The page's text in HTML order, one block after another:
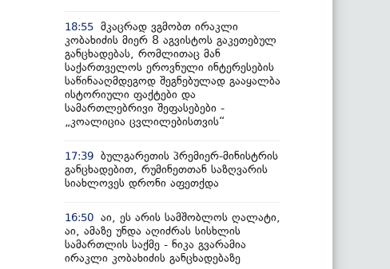
18:55 მკაცრად ვგმობთ ირაკლი
კობახიძის მიერ 8 აგვისტოს გაკეთებულ
განცხადებას, რომლითაც მან
საქართველოს ეროვნული ინტერესების
საწინააღმდეგოდ შეგნებულად გააყალბა
ისტორიული ფაქტები და
სამართლებრივი შეფასებები -
„კოალიცია ცვლილებისთვის“
17:39 ბულგარეთის პრემიერ-მინისტრის
განცხადებით, რუმინეთთან საზღვარის
სიახლოვეს დრონი აფეთქდა
16:50 აი, ეს არის სამშობლოს ღალატი,
აი, ამაზე უნდა აღიძრას სისხლის
სამართლის საქმე - ნიკა გვარამია
ირაკლი კობახიძის განცხადებაზე